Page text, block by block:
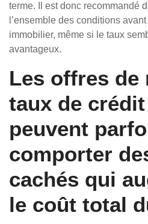
terme. Il est donc recommandé
l’ensemble des conditions
immobilier, même si le taux
avantageux.
Les offres de
taux de
peuvent
comporter
cachés qui
le coût total